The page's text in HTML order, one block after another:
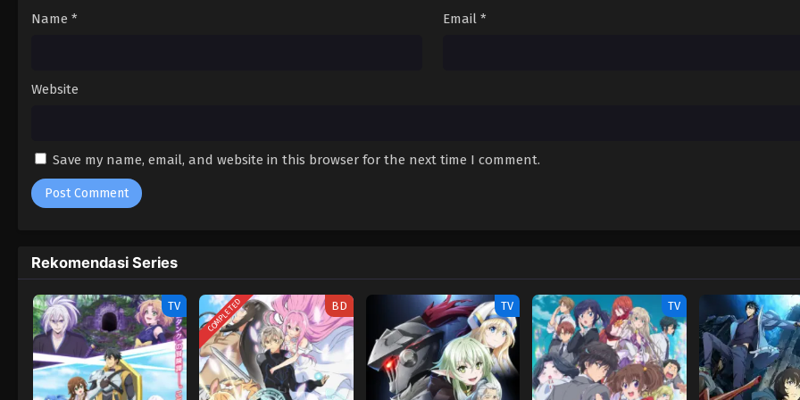
Name * Email *
Website
Save my name, email, and website in this browser for the next time I comment.
Rekomendasi Series
TV COMPLETED BD TV TV